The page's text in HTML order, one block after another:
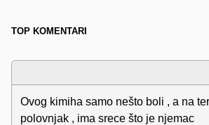
TOP KOMENTARI
Ovog kimiha samo nešto boli , a na
polovnjak , ima srece što je njemac